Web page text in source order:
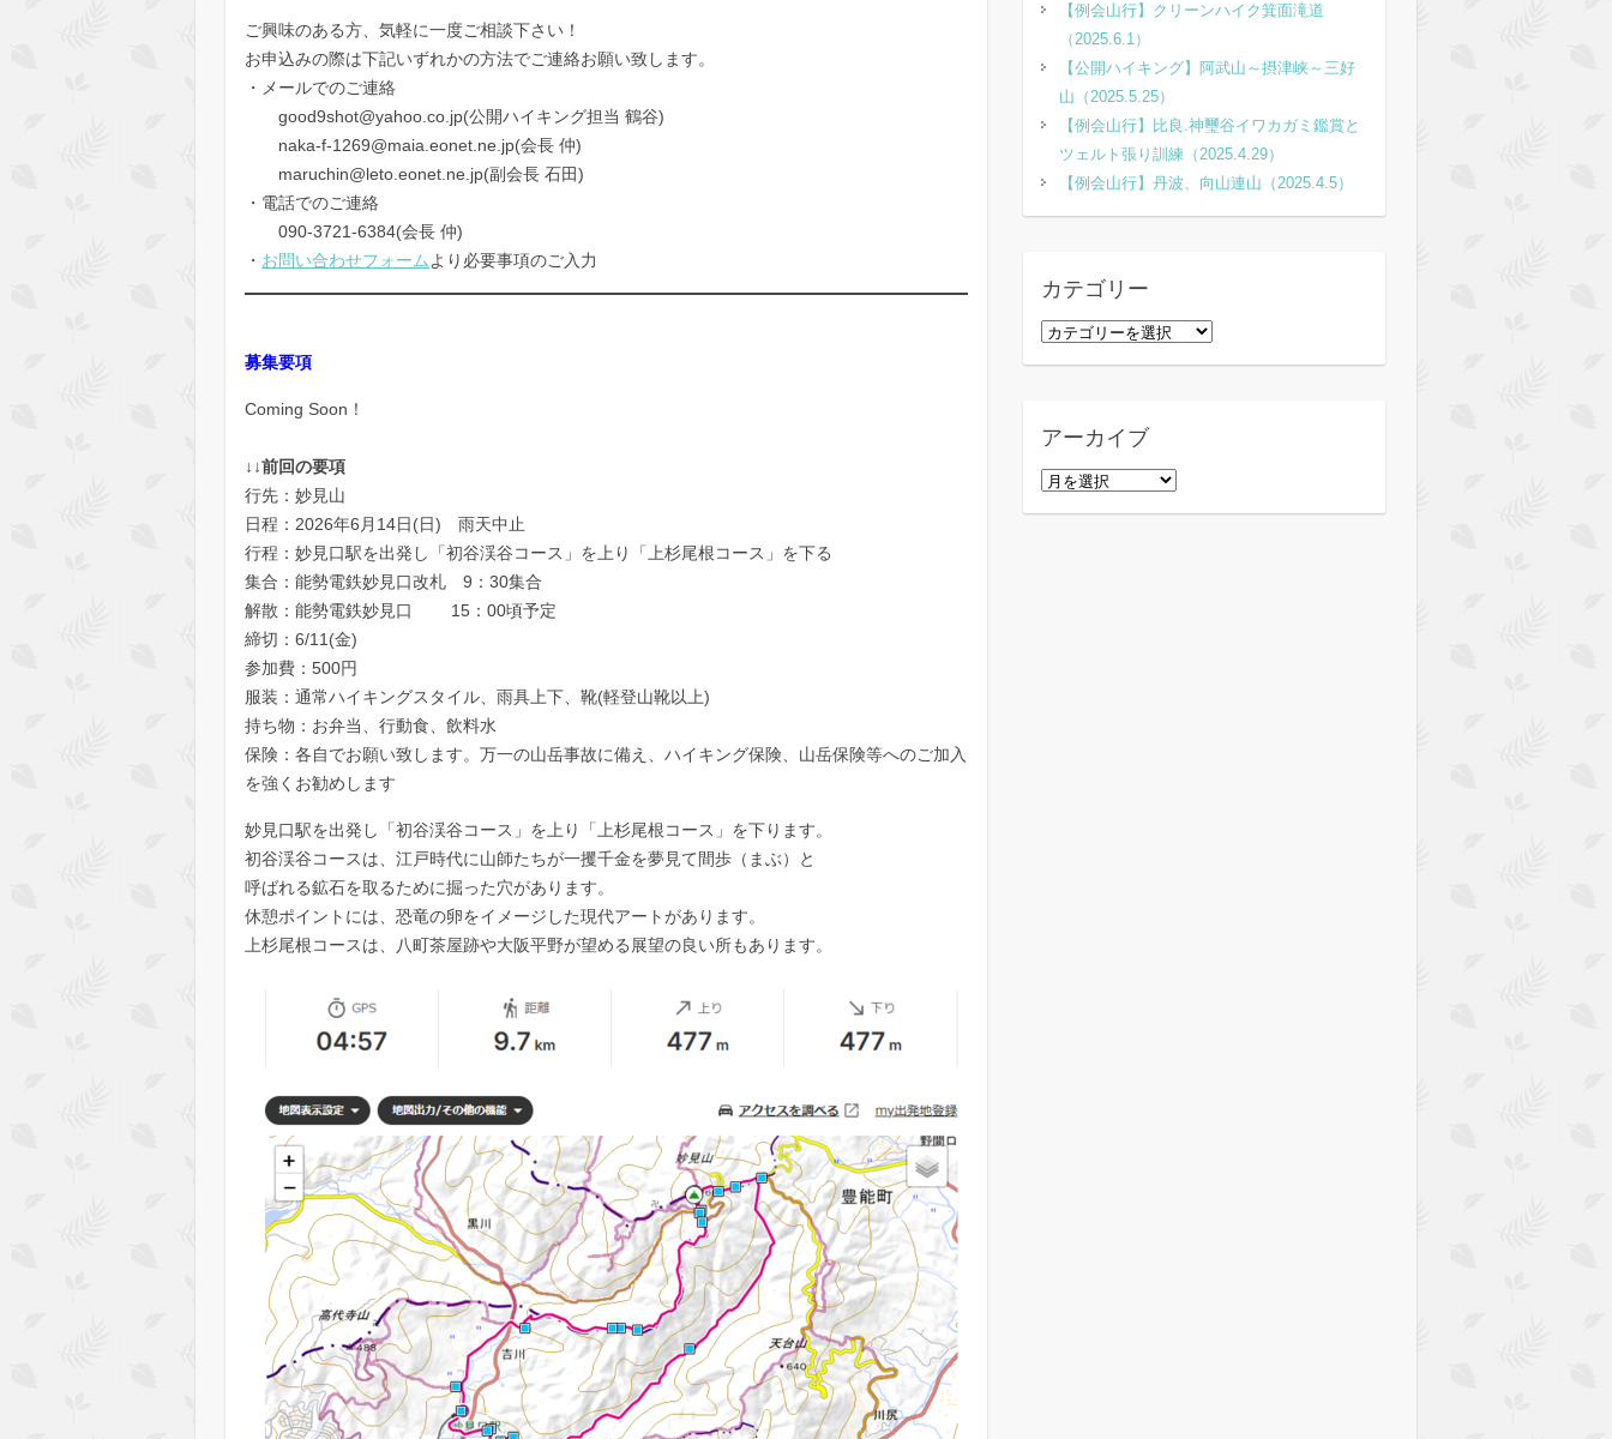
ご興味のある方、気軽に一度ご相談下さい！
お申込みの際は下記いずれかの方法でご連絡お願い致します。
・メールでのご連絡
good9shot@yahoo.co.jp(公開ハイキング担当 鶴谷)
naka-f-1269@maia.eonet.ne.jp(会長 仲)
maruchin@leto.eonet.ne.jp(副会長 石田)
・電話でのご連絡
090-3721-6384(会長 仲)
・ お問い合わせフォーム より必要事項のご入力
募集要項
Coming Soon！
↓↓前回の要項
行先：妙見山
日程：2026年6月14日(日) 雨天中止
行程：妙見口駅を出発し「初谷渓谷コース」を上り「上杉尾根コース」を下る
集合：能勢電鉄妙見口改札 9：30集合
解散：能勢電鉄妙見口 15：00頃予定
締切：6/11(金)
参加費：500円
服装：通常ハイキングスタイル、雨具上下、靴(軽登山靴以上)
持ち物：お弁当、行動食、飲料水
保険：各自でお願い致します。万一の山岳事故に備え、ハイキング保険、山岳保険等へのご加入
を強くお勧めします
妙見口駅を出発し「初谷渓谷コース」を上り「上杉尾根コース」を下ります。
初谷渓谷コースは、江戸時代に山師たちが一攫千金を夢見て間歩（まぶ）と
呼ばれる鉱石を取るために掘った穴があります。
休憩ポイントには、恐竜の卵をイメージした現代アートがあります。
上杉尾根コースは、八町茶屋跡や大阪平野が望める展望の良い所もあります。
【例会山行】クリーンハイク箕面滝道
（2025.6.1）
【公開ハイキング】阿武山～摂津峡～三好
山（2025.5.25）
【例会山行】比良.神璽谷イワカガミ鑑賞と
ツェルト張り訓練（2025.4.29）
【例会山行】丹波、向山連山（2025.4.5）
カテゴリー
カ
テ
ー
アーカイブ
ア
ー